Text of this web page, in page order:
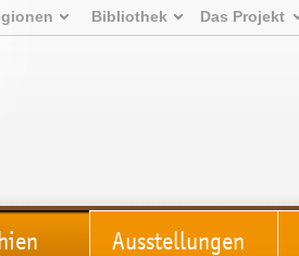
Bibliothek Das Projekt
Ausstellungen